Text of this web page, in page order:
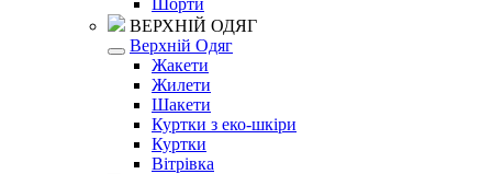
Шорти
ВЕРХНІЙ ОДЯГ
Верхній Одяг
Жакети
Жилети
Шакети
Куртки з еко-шкіри
Куртки
Вітрівка